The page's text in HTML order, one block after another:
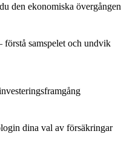
den ekonomiska övergången
samspelet och undvik
dina val av försäkringar